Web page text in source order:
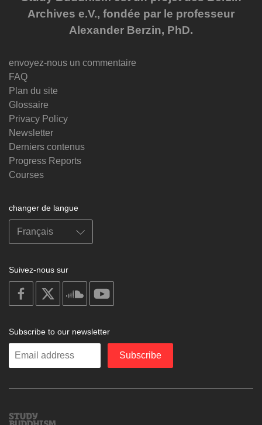
Archives e.V., fondée par le professeur
Alexander Berzin, PhD.
envoyez-nous un commentaire
FAQ
Plan du site
Glossaire
Privacy Policy
Newsletter
Derniers contenus
Progress Reports
Courses
changer de langue
Suivez-nous sur
on
facebook
soundcloud
Subscribe to our newsletter
Enter
Subscribe
Study